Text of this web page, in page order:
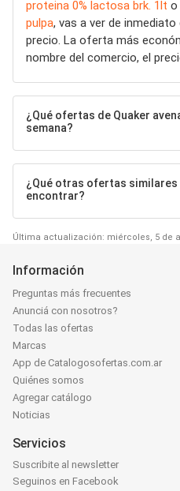
proteina 0% lactosa brk. 1lt o
pulpa, vas a ver de
precio. La oferta más
nombre del comercio, el
¿Qué ofertas de Quaker
semana?
¿Qué otras ofertas similares
encontrar?
Última actualización: miércoles, 5 de
Información
Preguntas más frecuentes
Anunciá con nosotros?
Todas las ofertas
Marcas
App de Catalogosofertas.com.ar
Quiénes somos
Agregar catálogo
Noticias
Servicios
Suscribite al newsletter
Seguinos en Facebook